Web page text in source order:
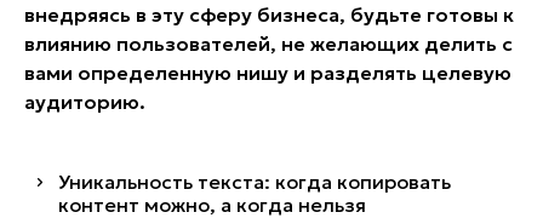
внедряясь в эту сферу бизнеса, будьте готовы к
влиянию пользователей, не желающих делить с
вами определенную нишу и разделять целевую
аудиторию.
Уникальность текста: когда копировать
контент можно, а когда нельзя